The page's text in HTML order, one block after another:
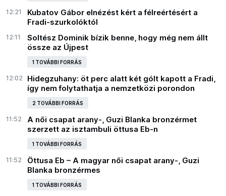
12:21
Kubatov Gábor elnézést kért a félreértésért a
Fradi-szurkolóktól
12:11
Soltész Dominik bízik benne, hogy még nem állt
össze az Újpest
1 TOVÁBBI FORRÁS
12:02
Hidegzuhany: öt perc alatt két gólt kapott a Fradi,
így nem folytathatja a nemzetközi porondon
2 TOVÁBBI FORRÁS
11:52
A női csapat arany-, Guzi Blanka bronzérmet
szerzett az isztambuli öttusa Eb-n
1 TOVÁBBI FORRÁS
11:52
Öttusa Eb – A magyar női csapat arany-, Guzi
Blanka bronzérmes
1 TOVÁBBI FORRÁS